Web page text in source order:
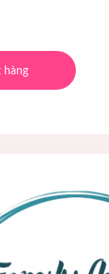
hàng